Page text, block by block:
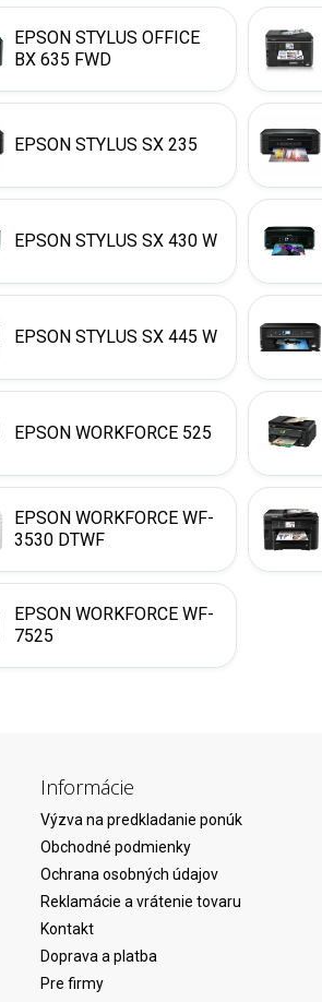
EPSON STYLUS OFFICE
BX 635 FWD
EPSON STYLUS SX 235
EPSON STYLUS SX 430 W
EPSON STYLUS SX 445 W
EPSON WORKFORCE 525
EPSON WORKFORCE WF-
3530 DTWF
EPSON WORKFORCE WF-
7525
Informácie
Výzva na predkladanie ponúk
Obchodné podmienky
Ochrana osobných údajov
Reklamácie a vrátenie tovaru
Kontakt
Doprava a platba
Pre firmy